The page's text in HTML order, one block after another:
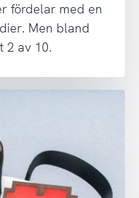
fördelar med en
Men bland
2 av 10.